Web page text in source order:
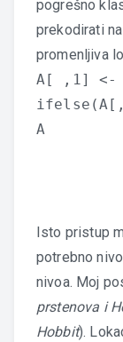
pogrešno
prekodirati
promenljiva
A[ ,1] <-
A
Isto pristup
potrebno
nivoa. Moj
prstenova i
Hobbit).